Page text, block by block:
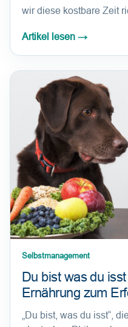
wir diese kostbare Zeit
Artikel lesen →
Selbstmanagement
Du bist was du
Ernährung zum
„Du bist, was du isst“,